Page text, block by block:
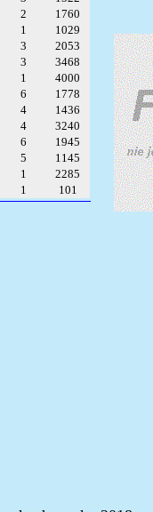
2
1760
1
1029
3
2053
3
3468
1
4000
6
1778
4
1436
4
3240
6
1945
5
1145
1
2285
1 101